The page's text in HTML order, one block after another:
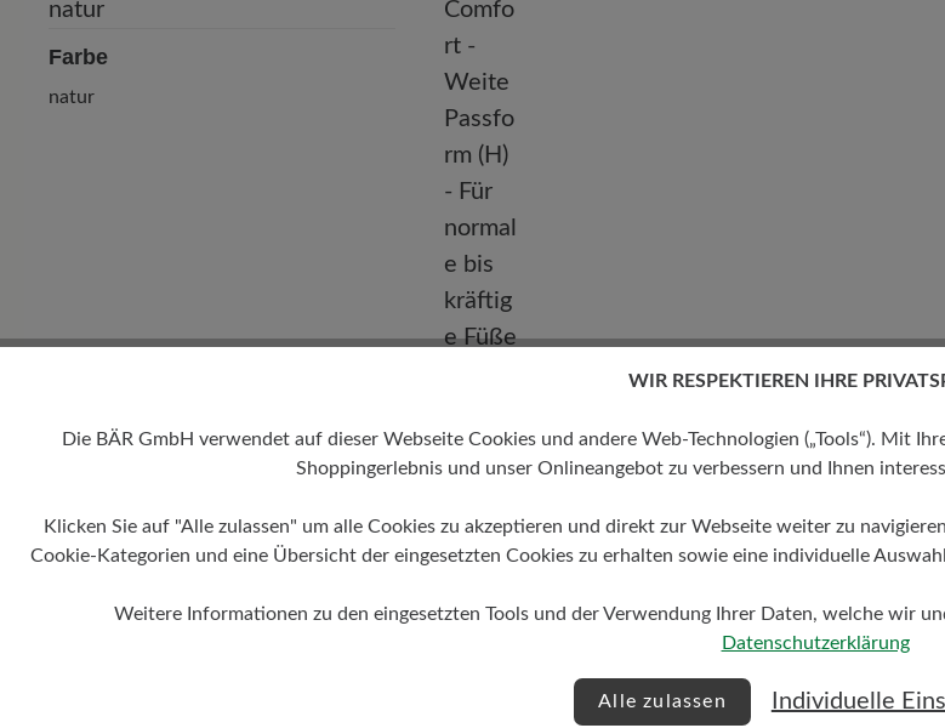
Farbe
natur
normale bis kräftige Füße
WIR RESPEKTIEREN IHRE
Die BÄR GmbH verwendet auf dieser Webseite Cookies und andere Web-Technologien („Tools“). Mit
Shoppingerlebnis und unser Onlineangebot zu verbessern und Ihnen
Klicken Sie auf "Alle zulassen" um alle Cookies zu akzeptieren und direkt zur Webseite weiter zu
Cookie-Kategorien und eine Übersicht der eingesetzten Cookies zu erhalten sowie eine individuelle
Weitere Informationen zu den eingesetzten Tools und der Verwendung Ihrer Daten, welche wir
Datenschutzerklärung
Alle zulassen Individuelle